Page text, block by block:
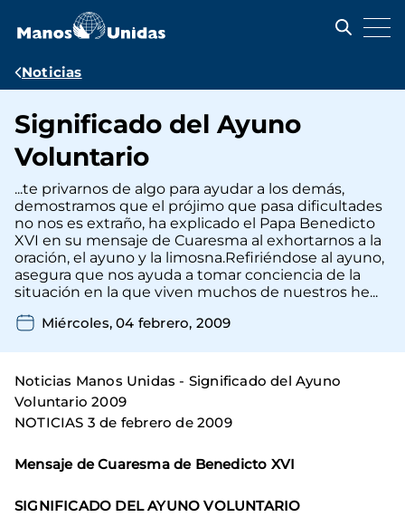
contenido
Ruta
navegación
Noticias
Significado del Ayuno
Voluntario
...te privarnos de algo para ayudar a los demás,
demostramos que el prójimo que pasa dificultades
no nos es extraño, ha explicado el Papa Benedicto
XVI en su mensaje de Cuaresma al exhortarnos a la
oración, el ayuno y la limosna.Refiriéndose al ayuno,
asegura que nos ayuda a tomar conciencia de la
situación en la que viven muchos de nuestros he...
Miércoles, 04 febrero, 2009
Noticias Manos Unidas - Significado del Ayuno
Voluntario 2009
NOTICIAS 3 de febrero de 2009
Mensaje de Cuaresma de Benedicto XVI
SIGNIFICADO DEL AYUNO VOLUNTARIO